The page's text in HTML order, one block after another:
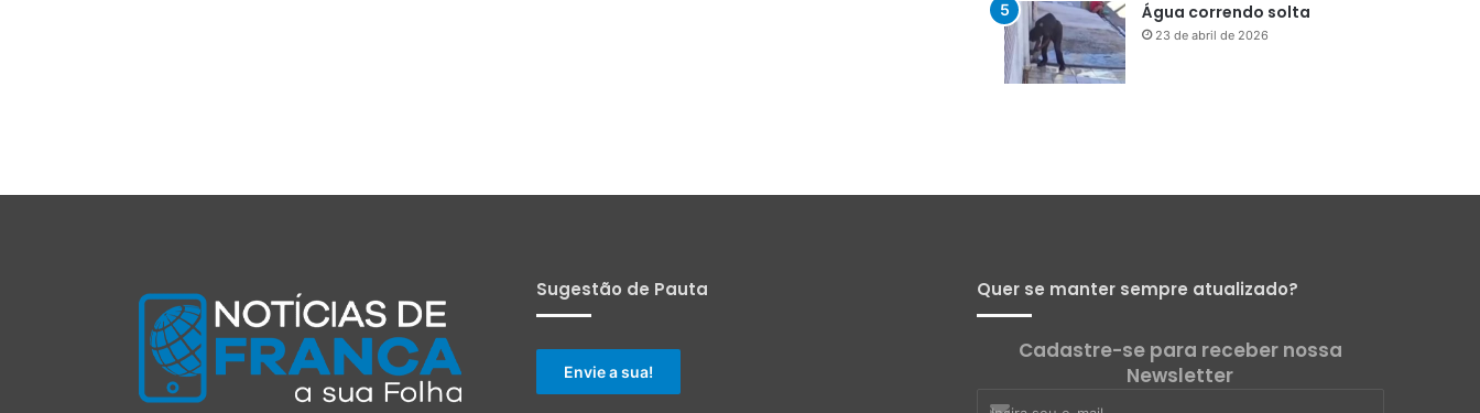
Água correndo solta
23 de abril de 2026
Sugestão de Pauta
Envie a sua!
Quer se manter sempre atualizado?
Cadastre-se para receber nossa
Newsletter